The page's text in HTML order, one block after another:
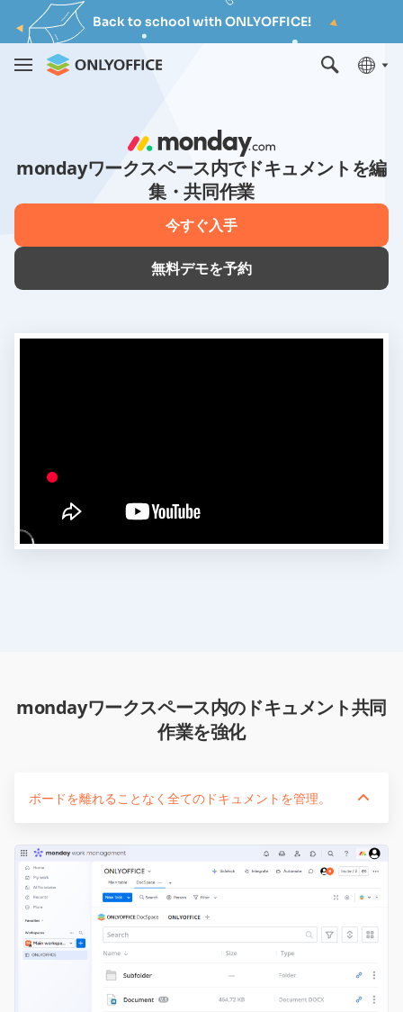
Back to school with ONLYOFFICE!
mondayワークスペース内でドキュメントを編
集・共同作業
今すぐ入手
無料デモを予約
mondayワークスペース内のドキュメント共同
作業を強化
ボードを離れることなく全てのドキュメントを管理。